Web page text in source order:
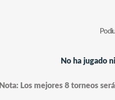
No ha jugado
Nota: Los mejores 8 torneos